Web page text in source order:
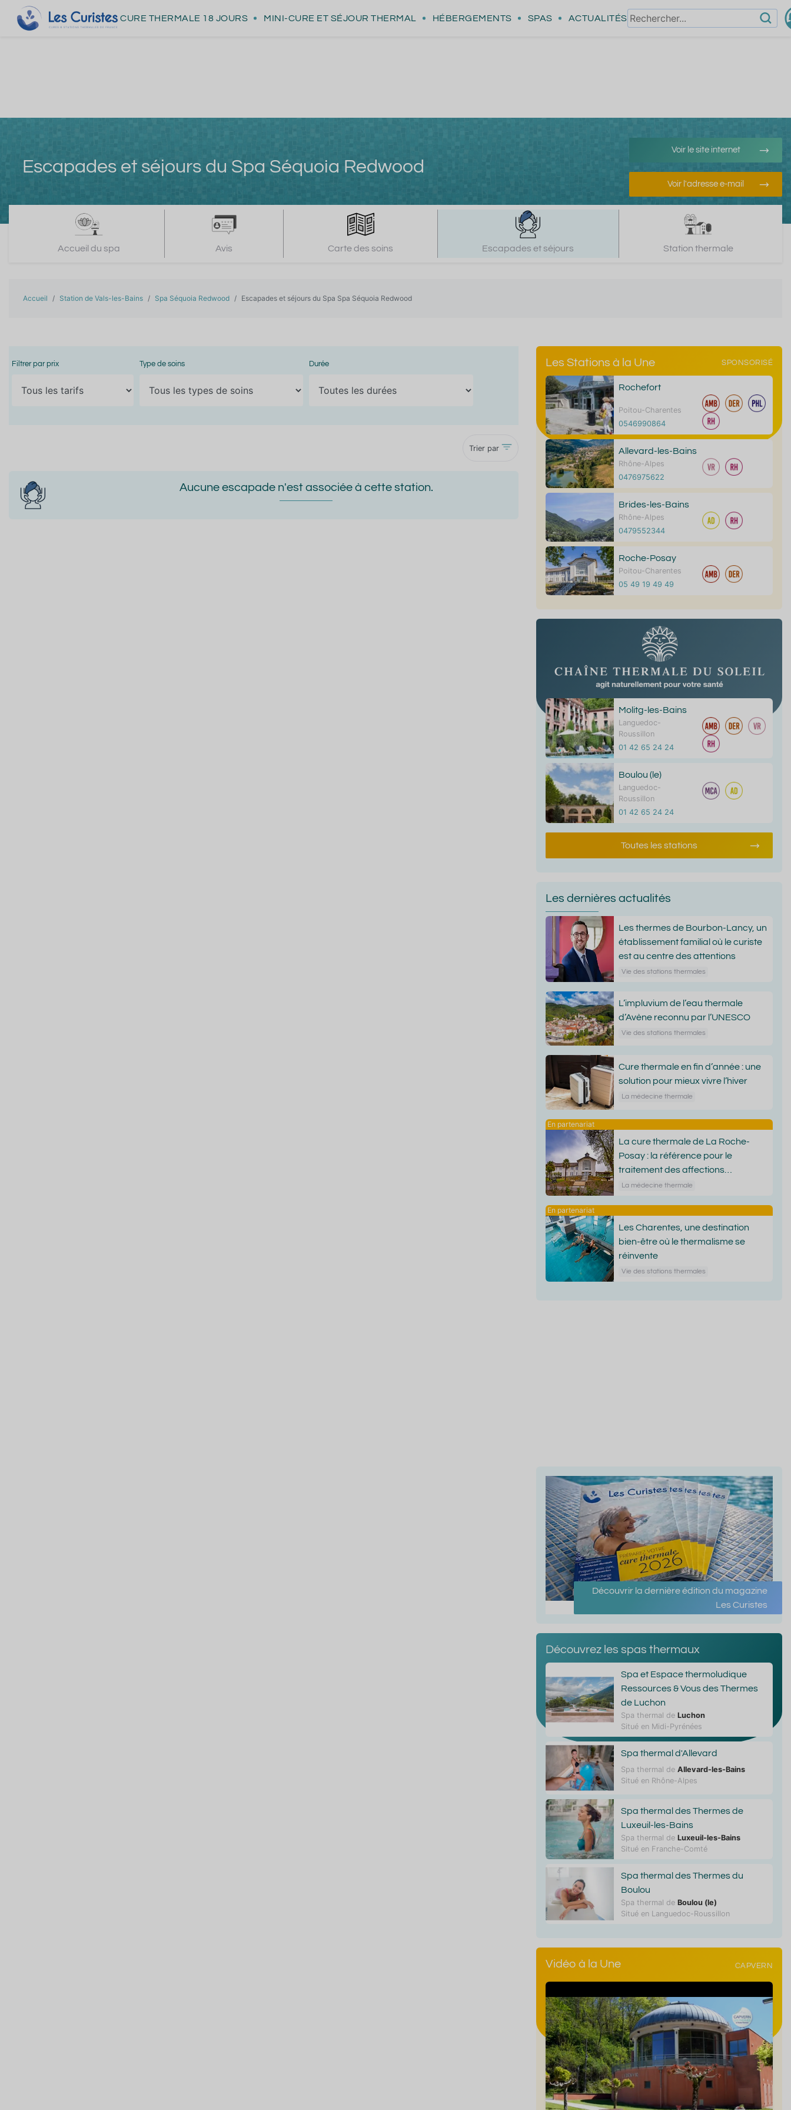
CURE THERMALE 18 JOURS MINI-CURE ET SÉJOUR THERMAL HÉBERGEMENTS SPAS ACTUALITÉS
Escapades et séjours du Spa Séquoia Redwood
Voir le site internet
Voir l'adresse e-mail
Accueil du spa Avis Carte des soins Escapades et séjours Station thermale
Accueil Station de Vals-les-Bains Spa Séquoia Redwood Escapades et séjours du Spa Spa Séquoia Redwood
Filtrer par prix Type de soins Durée
Trier par
Aucune escapade n'est associée à cette station.
Les Stations à la Une SPONSORISÉ
Rochefort
Poitou-Charentes
0546990864
Allevard-les-Bains
Rhône-Alpes
0476975622
Brides-les-Bains
Rhône-Alpes
0479552344
Roche-Posay
Poitou-Charentes
05 49 19 49 49
Molitg-les-Bains
Languedoc-
Roussillon
01 42 65 24 24
Boulou (le)
Languedoc-
Roussillon
01 42 65 24 24
Toutes les stations
Les dernières actualités
Les thermes de Bourbon-Lancy, un
établissement familial où le curiste
est au centre des attentions
Vie des stations thermales
L’impluvium de l’eau thermale
d’Avène reconnu par l’UNESCO
Vie des stations thermales
Cure thermale en fin d’année : une
solution pour mieux vivre l’hiver
La médecine thermale
La cure thermale de La Roche-
Posay : la référence pour le
traitement des affections
dermatologiques
La médecine thermale
Les Charentes, une destination
bien-être où le thermalisme se
réinvente
Vie des stations thermales
Découvrir la dernière édition du magazine
Les Curistes
Découvrez les spas thermaux
Spa et Espace thermoludique
Ressources & Vous des Thermes
de Luchon
Spa thermal de Luchon
Situé en Midi-Pyrénées
Spa thermal d'Allevard
Spa thermal de Allevard-les-Bains
Situé en Rhône-Alpes
Spa thermal des Thermes de
Luxeuil-les-Bains
Spa thermal de Luxeuil-les-Bains
Situé en Franche-Comté
Spa thermal des Thermes du
Boulou
Spa thermal de Boulou (le)
Situé en Languedoc-Roussillon
Vidéo à la Une CAPVERN